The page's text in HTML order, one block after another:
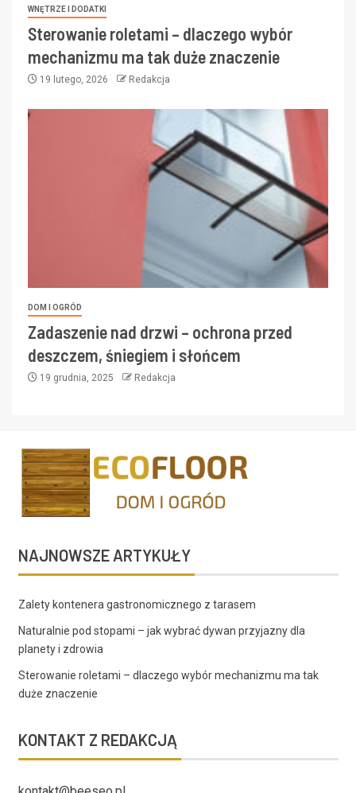
WNĘTRZE I DODATKI
Sterowanie roletami – dlaczego wybór
mechanizmu ma tak duże znaczenie
19 lutego, 2026 Redakcja
DOM I OGRÓD
Zadaszenie nad drzwi – ochrona przed
deszczem, śniegiem i słońcem
19 grudnia, 2025 Redakcja
NAJNOWSZE ARTYKUŁY
Zalety kontenera gastronomicznego z tarasem
Naturalnie pod stopami – jak wybrać dywan przyjazny dla
planety i zdrowia
Sterowanie roletami – dlaczego wybór mechanizmu ma tak
duże znaczenie
KONTAKT Z REDAKCJĄ